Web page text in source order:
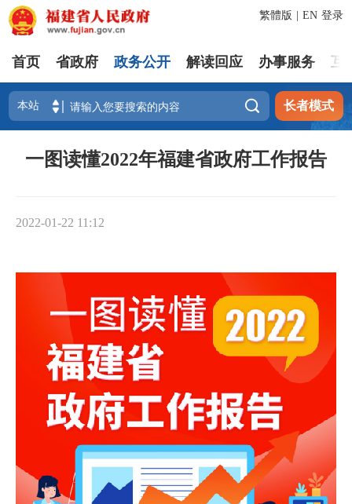
登录
繁體版 EN
首页 省政府 政务公开 解读回应 办事服务 互
 长者模式
一图读懂2022年福建省政府工作报告
2022-01-22 11:12